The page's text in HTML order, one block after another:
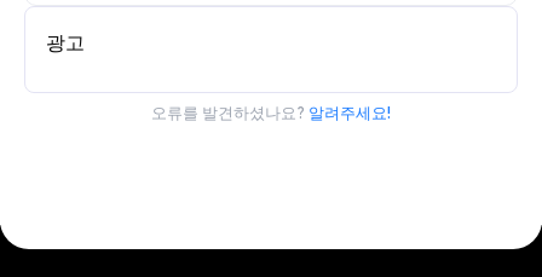
광고
오류를 발견하셨나요? 알려주세요!